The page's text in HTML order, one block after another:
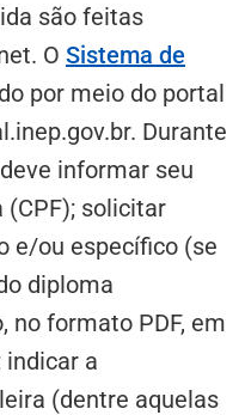
são feitas
O Sistema de
por meio do portal
Durante
informar seu
(CPF); solicitar
e/ou específico (se
diploma
no formato PDF, em
a
(dentre aquelas